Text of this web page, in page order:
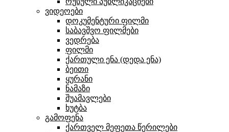
ვიდეოები
დოკუმენტური ფილმი
საბავშვო ფილმები
ვედრება
ფილმი
ქართული ენა (დედა ენა)
ბეითი
ყურანი
ნამაზი
შუამავლები
ხუტბა
გამოფენა
ქართველ მეფეთა წერილები